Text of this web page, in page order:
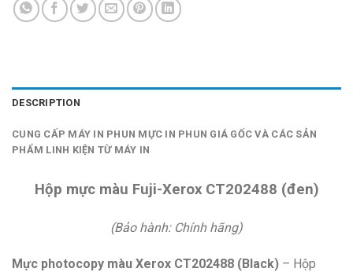
DESCRIPTION
CUNG CẤP MÁY IN PHUN MỰC IN PHUN GIÁ GỐC VÀ CÁC SẢN
PHẨM LINH KIỆN TỪ MÁY IN
Hộp mực màu Fuji-Xerox CT202488 (đen)
(Bảo hành: Chính hãng)
Mực photocopy màu Xerox CT202488 (Black) – Hộp